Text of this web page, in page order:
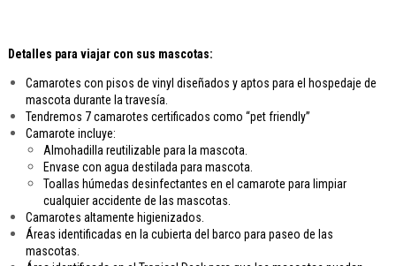
Detalles para viajar con sus mascotas:
Camarotes con pisos de vinyl diseñados y aptos para el hospedaje de
mascota durante la travesía.
Tendremos 7 camarotes certificados como “pet friendly”
Camarote incluye:
Almohadilla reutilizable para la mascota.
Envase con agua destilada para mascota.
Toallas húmedas desinfectantes en el camarote para limpiar
cualquier accidente de las mascotas.
Camarotes altamente higienizados.
Áreas identificadas en la cubierta del barco para paseo de las
mascotas.